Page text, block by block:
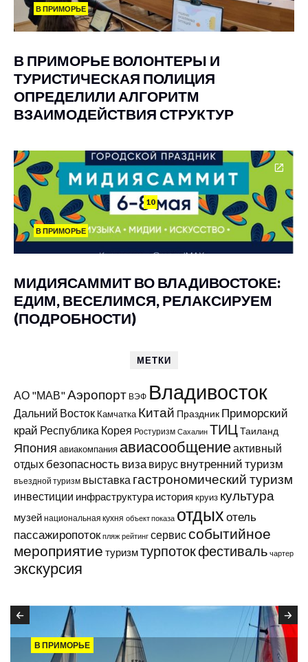
В ПРИМОРЬЕ
В ПРИМОРЬЕ ВОЛОНТЕРЫ И
ТУРИСТИЧЕСКАЯ ПОЛИЦИЯ
ОПРЕДЕЛИЛИ АЛГОРИТМ
ВЗАИМОДЕЙСТВИЯ СТРУКТУР
10
В ПРИМОРЬЕ
МИДИЯСАММИТ ВО ВЛАДИВОСТОКЕ:
ЕДИМ, ВЕСЕЛИМСЯ, РЕЛАКСИРУЕМ
(ПОДРОБНОСТИ)
МЕТКИ
АО "МАВ"Аэропорт ВЭФ Владивосток
Дальний Восток Камчатка Китай Праздник Приморский
край Республика Корея Ростуризм Сахалин ТИЦТаиланд
Япония авиакомпания авиасообщениеактивный
отдых безопасность виза вирус внутренний туризм
въездной туризм выставка гастрономический туризм
инвестиции инфраструктура история круиз культура
музей национальная кухня объект показа отдыхотель
пассажиропоток пляж рейтинг сервис событийное
мероприятие туризмтурпотокфестиваль чартер
экскурсия
В ПРИМОРЬЕ